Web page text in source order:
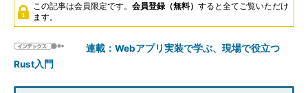
この記事は会員限定です。 会員登録（無料） すると全てご覧いただけ
ます。
連載：Webアプリ実装で学ぶ、現場で役立つ
Rust入門